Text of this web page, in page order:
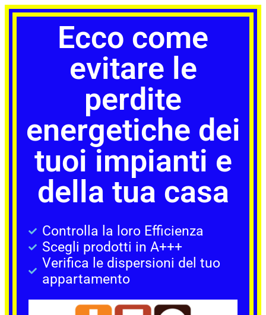
Ecco come
evitare le
perdite
energetiche dei
tuoi impianti e
della tua casa
Controlla la loro Efficienza
Scegli prodotti in A+++
Verifica le dispersioni del tuo
appartamento